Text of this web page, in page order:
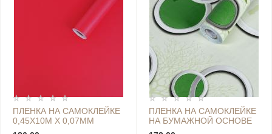
ПЛЕНКА НА САМОКЛЕЙКЕ
0,45Х10М Х 0,07ММ
КРАСНАЯ (S) SW-00001505
ПЛЕНКА НА САМОКЛЕЙКЕ
НА БУМАЖНОЙ ОСНОВЕ
0,45Х10М Х 0,07ММ